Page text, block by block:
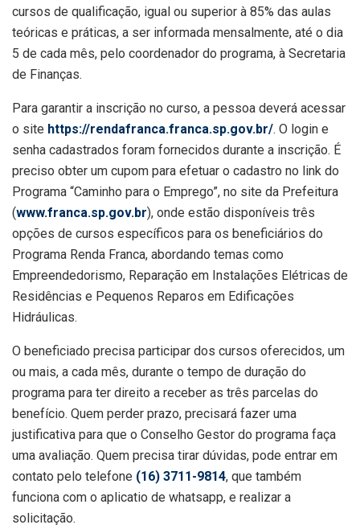
cursos de qualificação, igual ou superior à 85% das aulas
teóricas e práticas, a ser informada mensalmente, até o dia
5 de cada mês, pelo coordenador do programa, à Secretaria
de Finanças.
Para garantir a inscrição no curso, a pessoa deverá acessar
o site https://rendafranca.franca.sp.gov.br/. O login e
senha cadastrados foram fornecidos durante a inscrição. É
preciso obter um cupom para efetuar o cadastro no link do
Programa “Caminho para o Emprego”, no site da Prefeitura
(www.franca.sp.gov.br), onde estão disponíveis três
opções de cursos específicos para os beneficiários do
Programa Renda Franca, abordando temas como
Empreendedorismo, Reparação em Instalações Elétricas de
Residências e Pequenos Reparos em Edificações
Hidráulicas.
O beneficiado precisa participar dos cursos oferecidos, um
ou mais, a cada mês, durante o tempo de duração do
programa para ter direito a receber as três parcelas do
benefício. Quem perder prazo, precisará fazer uma
justificativa para que o Conselho Gestor do programa faça
uma avaliação. Quem precisa tirar dúvidas, pode entrar em
contato pelo telefone (16) 3711-9814, que também
funciona com o aplicatio de whatsapp, e realizar a
solicitação.